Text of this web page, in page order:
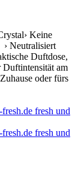
Keine
› Neutralisiert
Duftdose,
Duftintensität am
oder fürs